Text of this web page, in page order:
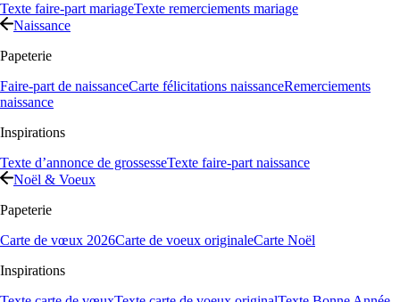
Texte faire-part mariageTexte remerciements mariage
Naissance
Papeterie
Faire-part de naissanceCarte félicitations naissanceRemerciements
naissance
Inspirations
Texte d’annonce de grossesseTexte faire-part naissance
Noël & Voeux
Papeterie
Carte de vœux 2026Carte de voeux originaleCarte Noël
Inspirations